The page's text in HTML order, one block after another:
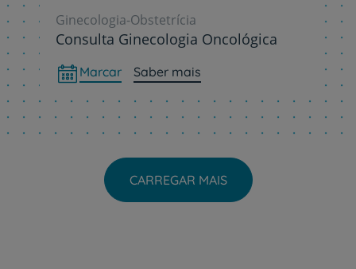
Ginecologia-Obstetrícia
Consulta Ginecologia Oncológica
Marcar Saber mais
CARREGAR MAIS